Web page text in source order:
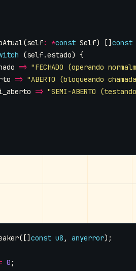
(self: *const Self) [] const
(self.estado) {
=> "FECHADO (operando
=> "ABERTO (bloqueando
=> "SEMI-ABERTO
([] const u8 , anyerror);
0 ;